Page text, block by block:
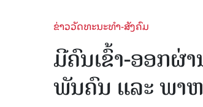
ຂ່າວວັດທະນະທຳ-ສັງຄົມ
ມີຄົນເຂົ້າ-ອອກຜ່
ພັນຄົນ ແລະ ພາ